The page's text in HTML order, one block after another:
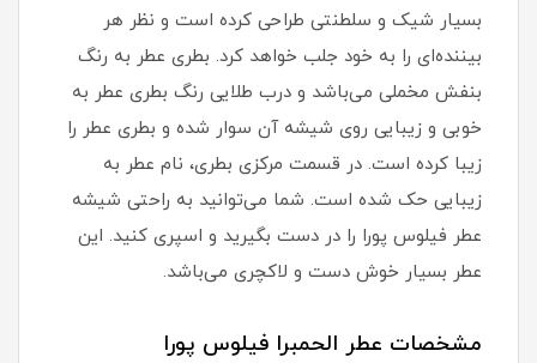
بسیار شیک و سلطنتی طراحی کرده است و نظر هر
بیننده‌ای را به خود جلب خواهد کرد. بطری عطر به رنگ
بنفش مخملی می‌باشد و درب طلایی رنگ بطری عطر به
خوبی و زیبایی روی شیشه آن سوار شده و بطری عطر را
زیبا کرده است. در قسمت مرکزی بطری، نام عطر به
زیبایی حک شده است. شما می‌توانید به راحتی شیشه
عطر فیلوس پورا را در دست بگیرید و اسپری کنید. این
عطر بسیار خوش دست و لاکچری می‌باشد.
مشخصات عطر الحمبرا فیلوس پورا